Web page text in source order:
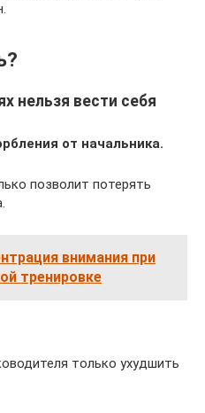
нельзя вести себя
от начальника.
позволит потерять
внимания при
тренировке
только ухудшить